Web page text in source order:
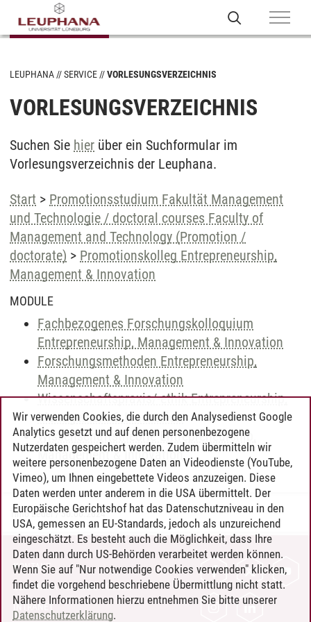
LEUPHANA SERVICE VORLESUNGSVERZEICHNIS
VORLESUNGSVERZEICHNIS
Suchen Sie hier über ein Suchformular im
Vorlesungsverzeichnis der Leuphana.
Start > Promotionsstudium Fakultät Management
und Technologie / doctoral courses Faculty of
Management and Technology (Promotion /
doctorate) > Promotionskolleg Entrepreneurship,
Management & Innovation
MODULE
Fachbezogenes Forschungskolloquium
Entrepreneurship, Management & Innovation
Forschungsmethoden Entrepreneurship,
Management & Innovation
Wissenschaftspraxis/-ethik Entrepreneurship,
Management & Innovation
Wissenschaftstheorie Entrepreneurship,
Management & Innovation
Timo Leder/30.06.2024
KONTAKT
LEUPHANA ALS ARBEITGEBER
INTRANET
Wir verwenden Cookies, die durch den Analysedienst Google
Analytics gesetzt und auf denen personenbezogene
Nutzerdaten gespeichert werden. Zudem übermitteln wir
weitere personenbezogene Daten an Videodienste (YouTube,
Vimeo), um Ihnen eingebettete Videos anzuzeigen. Diese
Daten werden unter anderem in die USA übermittelt. Der
Europäische Gerichtshof hat das Datenschutzniveau in den
USA, gemessen an EU-Standards, jedoch als unzureichend
eingeschätzt. Es besteht auch die Möglichkeit, dass Ihre
Daten dann durch US-Behörden verarbeitet werden können.
Wenn Sie auf "Nur notwendige Cookies verwenden" klicken,
findet die vorgehend beschriebene Übermittlung nicht statt.
Nähere Informationen hierzu entnehmen Sie bitte unserer
Datenschutzerklärung.